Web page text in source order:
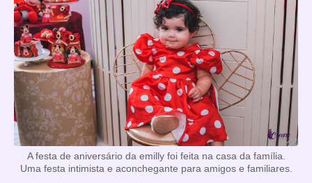
A festa de aniversário da emilly foi feita na casa da família.
Uma festa intimista e aconchegante para amigos e familiares.